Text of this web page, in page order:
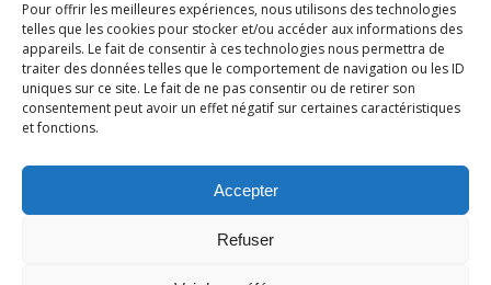
Pour offrir les meilleures expériences, nous utilisons des technologies
telles que les cookies pour stocker et/ou accéder aux informations des
appareils. Le fait de consentir à ces technologies nous permettra de
traiter des données telles que le comportement de navigation ou les ID
uniques sur ce site. Le fait de ne pas consentir ou de retirer son
consentement peut avoir un effet négatif sur certaines caractéristiques
et fonctions.
Accepter
Refuser
X LinkedIn YouTube
Conditions générales de vente